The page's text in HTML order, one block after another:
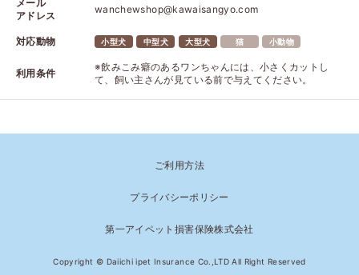
メール
アドレス
wanchewshop@kawaisangyo.com
対応動物 小型犬 中型犬 大型犬 猫 小動物
利用条件
※飲みこみ癖のあるワンちゃんには、小さくカットし
て、飼い主さんが見ている前で与えてください。
ご利用方法
プライバシーポリシー
第一アイペット損害保険株式会社
Copyright © Daiichi ipet Insurance Co.,LTD All Right Reserved